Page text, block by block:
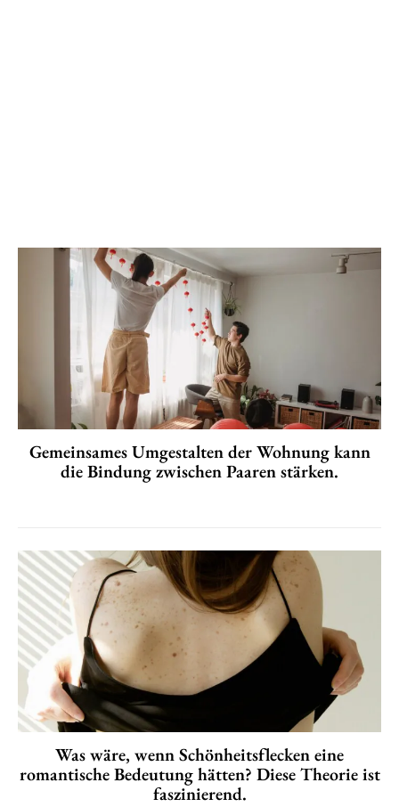
Gemeinsames Umgestalten der Wohnung kann
die Bindung zwischen Paaren stärken.
Was wäre, wenn Schönheitsflecken eine
romantische Bedeutung hätten? Diese Theorie ist
faszinierend.